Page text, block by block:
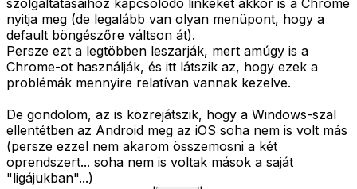
szolgáltatásaihoz kapcsolódó linkeket akkor is a Chrome
nyitja meg (de legalább van olyan menüpont, hogy a
default böngészőre váltson át).
Persze ezt a legtöbben leszarják, mert amúgy is a
Chrome-ot használják, és itt látszik az, hogy ezek a
problémák mennyire relatívan vannak kezelve.
De gondolom, az is közrejátszik, hogy a Windows-szal
ellentétben az Android meg az iOS soha nem is volt más
(persze ezzel nem akarom összemosni a két
oprendszert... soha nem is voltak mások a saját
"ligájukban"...)